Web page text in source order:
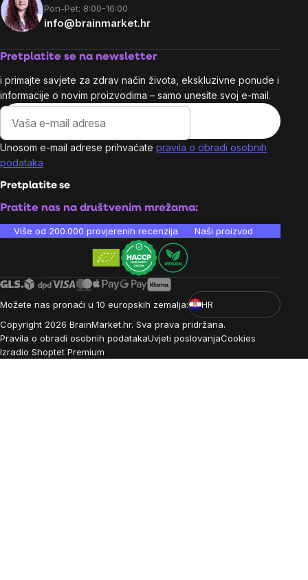
Pon-Pet: 8:00-16:00
info@brainmarket.hr
Pretplatite se na newsletter
i primajte savjete za zdrav način života, ekskluzivne ponude i
informacije o novim proizvodima – samo unesite svoj e-mail.
Unosom e-mail adrese prihvaćate pravila o obradi osobnih
podataka
Pretplatite se
Pratite nas na društvenim mrežama:
Više od 200.000 provjerenih recenzija Naši proizvodi su
Možete nas pronaći u 10 europskih zemalja:
HR
Copyright 2026 BrainMarket.hr. Sva prava pridržana.
Pravila o obradi osobnih podatakaUvjeti poslovanjaCookies
Izradio Shoptet Premium